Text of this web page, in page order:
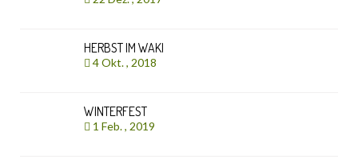
HERBST IM WAKI
4 Okt. , 2018
WINTERFEST
1 Feb. , 2019